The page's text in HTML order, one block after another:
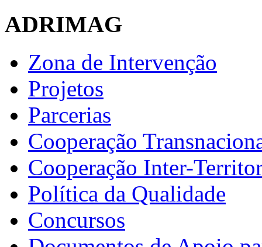
ADRIMAG
Zona de Intervenção
Projetos
Parcerias
Cooperação
Cooperação Inter-
Política da Qualidade
Concursos